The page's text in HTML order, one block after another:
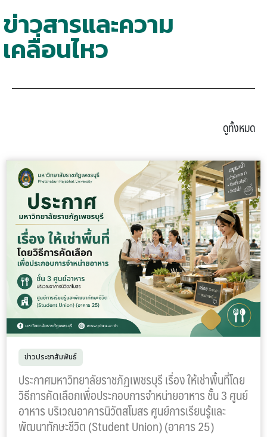
ข่าวสารและความ
เคลื่อนไหว
ดูทั้งหมด
ข่าวประชาสัมพันธ์
ประกาศมหาวิทยาลัยราชภัฏเพชรบุรี เรื่อง ให้เช่าพื้นที่โดย
วิธีการคัดเลือกเพื่อประกอบการจำหน่ายอาหาร ชั้น 3 ศูนย์
อาหาร บริเวณอาคารนิวัตสโมสร ศูนย์การเรียนรู้และ
พัฒนาทักษะชีวิต (Student Union) (อาคาร 25)